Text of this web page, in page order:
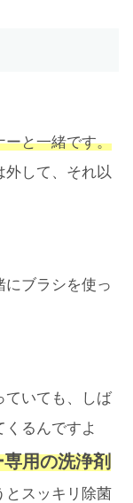
ーと一緒です。
外して、それ以
にブラシを使っ
ていても、しば
るんですよ
用の洗浄剤
とスッキリ除菌